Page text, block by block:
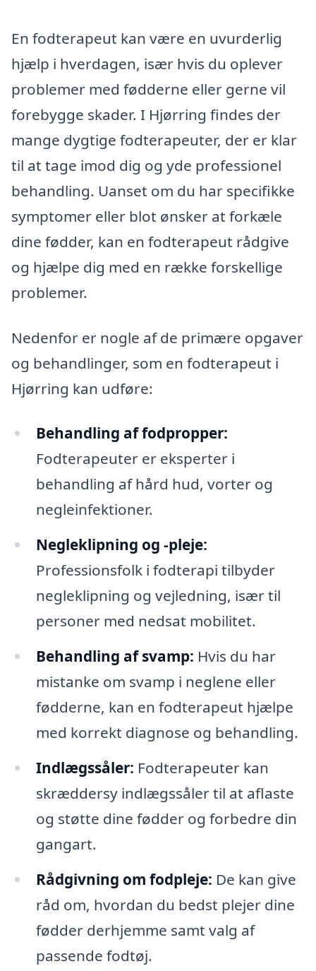
En fodterapeut kan være en uvurderlig
hjælp i hverdagen, især hvis du oplever
problemer med fødderne eller gerne vil
forebygge skader. I Hjørring findes der
mange dygtige fodterapeuter, der er klar
til at tage imod dig og yde professionel
behandling. Uanset om du har specifikke
symptomer eller blot ønsker at forkæle
dine fødder, kan en fodterapeut rådgive
og hjælpe dig med en række forskellige
problemer.
Nedenfor er nogle af de primære opgaver
og behandlinger, som en fodterapeut i
Hjørring kan udføre:
Behandling af fodpropper:
Fodterapeuter er eksperter i
behandling af hård hud, vorter og
negleinfektioner.
Negleklipning og -pleje:
Professionsfolk i fodterapi tilbyder
negleklipning og vejledning, især til
personer med nedsat mobilitet.
Behandling af svamp: Hvis du har
mistanke om svamp i neglene eller
fødderne, kan en fodterapeut hjælpe
med korrekt diagnose og behandling.
Indlægssåler: Fodterapeuter kan
skræddersy indlægssåler til at aflaste
og støtte dine fødder og forbedre din
gangart.
Rådgivning om fodpleje: De kan give
råd om, hvordan du bedst plejer dine
fødder derhjemme samt valg af
passende fodtøj.